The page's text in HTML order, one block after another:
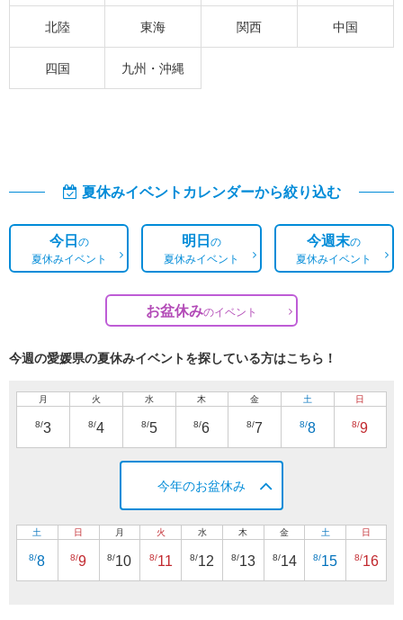
北陸 東海 関西 中国
四国 九州・沖縄
夏休みイベントカレンダーから絞り込む
今日の
夏休みイベント
明日の
夏休みイベント
今週末の
夏休みイベント
お盆休みのイベント
今週の愛媛県の夏休みイベントを探している方はこちら！
月
8/3
火
8/4
水
8/5
木
8/6
金
8/7
土
8/8
日
8/9
今年のお盆休み
土
8/8
日
8/9
月
8/10
火
8/11
水
8/12
木
8/13
金
8/14
土
8/15
日
8/16